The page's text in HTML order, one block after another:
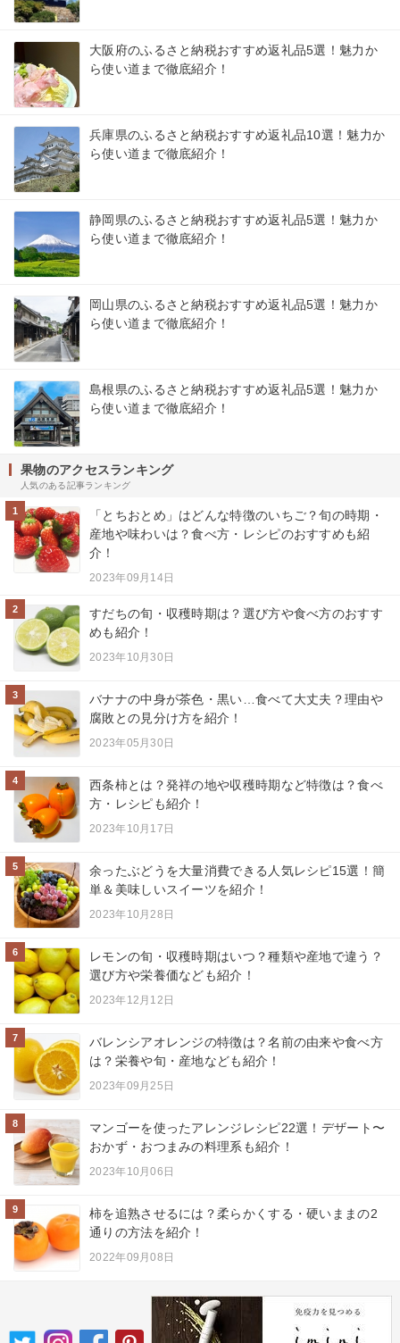
大阪府のふるさと納税おすすめ返礼品5選！魅力か
ら使い道まで徹底紹介！
兵庫県のふるさと納税おすすめ返礼品10選！魅力か
ら使い道まで徹底紹介！
静岡県のふるさと納税おすすめ返礼品5選！魅力か
ら使い道まで徹底紹介！
岡山県のふるさと納税おすすめ返礼品5選！魅力か
ら使い道まで徹底紹介！
島根県のふるさと納税おすすめ返礼品5選！魅力か
ら使い道まで徹底紹介！
果物のアクセスランキング
人気のある記事ランキング
1
「とちおとめ」はどんな特徴のいちご？旬の時期・
産地や味わいは？食べ方・レシピのおすすめも紹
介！
2023年09月14日
2
すだちの旬・収穫時期は？選び方や食べ方のおすす
めも紹介！
2023年10月30日
3
バナナの中身が茶色・黒い…食べて大丈夫？理由や
腐敗との見分け方を紹介！
2023年05月30日
4
西条柿とは？発祥の地や収穫時期など特徴は？食べ
方・レシピも紹介！
2023年10月17日
5
余ったぶどうを大量消費できる人気レシピ15選！簡
単＆美味しいスイーツを紹介！
2023年10月28日
6
レモンの旬・収穫時期はいつ？種類や産地で違う？
選び方や栄養価なども紹介！
2023年12月12日
7
バレンシアオレンジの特徴は？名前の由来や食べ方
は？栄養や旬・産地なども紹介！
2023年09月25日
8
マンゴーを使ったアレンジレシピ22選！デザート〜
おかず・おつまみの料理系も紹介！
2023年10月06日
9
柿を追熟させるには？柔らかくする・硬いままの2
通りの方法を紹介！
2022年09月08日